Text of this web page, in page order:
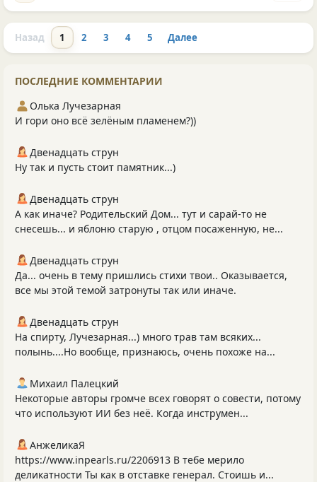
Назад 1 2 3 4 5 Далее
ПОСЛЕДНИЕ КОММЕНТАРИИ
Олька Лучезарная
И гори оно всё зелёным пламенем?))
Двенадцать струн
Ну так и пусть стоит памятник...)
Двенадцать струн
А как иначе? Родительский Дом... тут и сарай-то не
снесешь... и яблоню старую , отцом посаженную, не...
Двенадцать струн
Да... очень в тему пришлись стихи твои.. Оказывается,
все мы этой темой затронуты так или иначе.
Двенадцать струн
На спирту, Лучезарная...) много трав там всяких...
полынь....Но вообще, признаюсь, очень похоже на...
Михаил Палецкий
Некоторые авторы громче всех говорят о совести, потому
что используют ИИ без неё. Когда инструмен...
АнжеликаЯ
https://www.inpearls.ru/2206913 В тебе мерило
деликатности Ты как в отставке генерал. Стоишь и...